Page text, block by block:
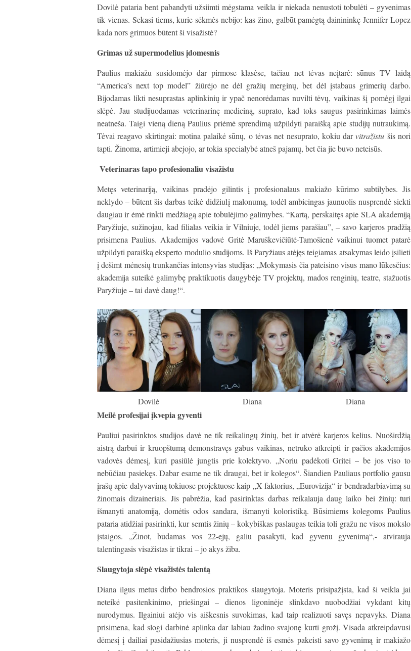
Dovilė pataria bent pabandyti užsiimti mėgstama veikla ir niekada nenustoti tobulėti – gyvenimas
tik vienas. Sekasi tiems, kurie sėkmės nebijo: kas žino, galbūt pamėgtą dainininkę Jennifer Lopez
kada nors grimuos būtent ši visažistė?
Grimas už supermodelius įdomesnis
Paulius makiažu susidomėjo dar pirmose klasėse, tačiau net tėvas neįtarė: sūnus TV laidą
“America’s next top model” žiūrėjo ne dėl gražių merginų, bet dėl įstabaus grimerių darbo.
Bijodamas likti nesuprastas aplinkinių ir ypač nenorėdamas nuvilti tėvų, vaikinas šį pomėgį ilgai
slėpė. Jau studijuodamas veterinarinę mediciną, suprato, kad toks saugus pasirinkimas laimės
neatneša. Taigi vieną dieną Paulius priėmė sprendimą užpildyti paraišką apie studijų nutraukimą.
Tėvai reagavo skirtingai: motina palaikė sūnų, o tėvas net nesuprato, kokiu darvitražistu šis nori
tapti. Žinoma, artimieji abejojo, ar tokia specialybė atneš pajamų, bet čia jie buvo neteisūs.
Veterinaras tapo profesionaliu visažistu
Metęs veterinariją, vaikinas pradėjo gilintis į profesionalaus makiažo kūrimo subtilybes. Jis
neklydo – būtent šis darbas teikė didžiulį malonumą, todėl ambicingas jaunuolis nusprendė siekti
daugiau ir ėmė rinkti medžiagą apie tobulėjimo galimybes. “Kartą, perskaitęs apie SLA akademiją
Paryžiuje, sužinojau, kad filialas veikia ir Vilniuje, todėl jiems parašiau”, – savo karjeros pradžią
prisimena Paulius. Akademijos vadovė Gritė Maruškevičiūtė-Tamošienė vaikinui tuomet patarė
užpildyti paraišką eksperto modulio studijoms. Iš Paryžiaus atėjęs teigiamas atsakymas leido įsilieti
į dešimt mėnesių trunkančias intensyvias studijas: „Mokymasis čia pateisino visus mano lūkesčius:
akademija suteikė galimybę praktikuotis daugybėje TV projektų, mados renginių, teatre, stažuotis
Paryžiuje – tai davė daug!“.
Dovilė Diana Diana
Meilė profesijai įkvepia gyventi
Pauliui pasirinktos studijos davė ne tik reikalingų žinių, bet ir atvėrė karjeros kelius. Nuoširdžią
aistrą darbui ir kruopštumą demonstravęs gabus vaikinas, netruko atkreipti ir pačios akademijos
vadovės dėmesį, kuri pasiūlė jungtis prie kolektyvo. „Noriu padėkoti Gritei – be jos viso to
nebūčiau pasiekęs. Dabar esame ne tik draugai, bet ir kolegos“. Šiandien Pauliaus portfolio gausu
įrašų apie dalyvavimą tokiuose projektuose kaip „X faktorius, „Eurovizija“ ir bendradarbiavimą su
žinomais dizaineriais. Jis pabrėžia, kad pasirinktas darbas reikalauja daug laiko bei žinių: turi
išmanyti anatomiją, domėtis odos sandara, išmanyti koloristiką. Būsimiems kolegoms Paulius
pataria atidžiai pasirinkti, kur semtis žinių – kokybiškas paslaugas teikia toli gražu ne visos mokslo
įstaigos. „Žinot, būdamas vos 22-ejų, galiu pasakyti, kad gyvenu gyvenimą“,- atvirauja
talentingasis visažistas ir tikrai – jo akys žiba.
Slaugytoja slėpė visažistės talentą
Diana ilgus metus dirbo bendrosios praktikos slaugytoja. Moteris prisipažįsta, kad ši veikla jai
neteikė pasitenkinimo, priešingai – dienos ligoninėje slinkdavo nuobodžiai vykdant kitų
nurodymus. Ilgainiui atėjo vis aiškesnis suvokimas, kad taip realizuoti savęs nepavyks. Diana
prisimena, kad slogi darbinė aplinka dar labiau žadino svajonę kurti grožį. Visada atkreipdavusi
dėmesį į dailiai pasidažiusias moteris, ji nusprendė iš esmės pakeisti savo gyvenimą ir makiažo